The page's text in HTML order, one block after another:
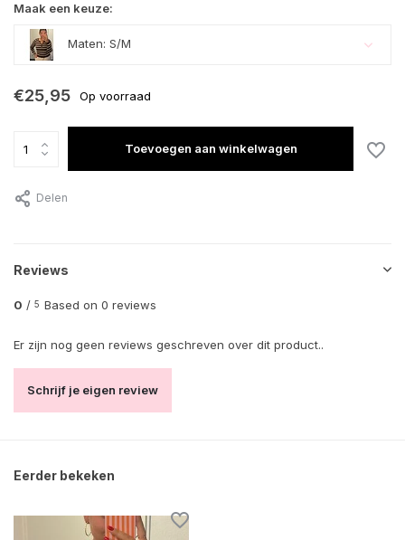
Maak een keuze:
Maten: S/M
€25,95 Op voorraad
Toevoegen aan winkelwagen
Delen
Reviews
0 / 5 Based on 0 reviews
Er zijn nog geen reviews geschreven over dit product..
Schrijf je eigen review
Eerder bekeken